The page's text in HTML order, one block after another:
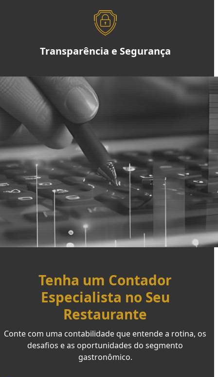
Transparência e Segurança
Tenha um Contador
Especialista no Seu
Restaurante
Conte com uma contabilidade que entende a rotina, os
desafios e as oportunidades do segmento
gastronômico.